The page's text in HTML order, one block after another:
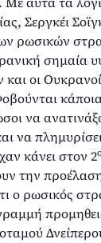
Σεργκέι
ρωσικών
σημαία
και οι
να
να
κάνει στον 2
την
ο ρωσικός